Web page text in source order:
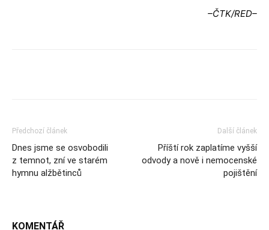
–ČTK/RED–
Předchozí článek
Dnes jsme se osvobodili
z temnot, zní ve starém
hymnu alžbětinců
Další článek
Příští rok zaplatíme vyšší
odvody a nově i nemocenské
pojištění
KOMENTÁŘ